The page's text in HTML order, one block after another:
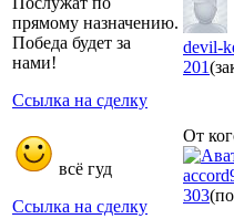
прямому назначению.
Победа будет за
нами!
Ссылка на сделку
devil-
201
всё гуд
Ссылка на сделку
От
303